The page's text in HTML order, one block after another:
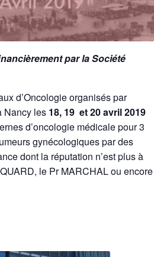
par la Société
d’Oncologie organisés par
Nancy les 18, 19 et 20 avril 2019
d’oncologie médicale pour 3
gynécologiques par des
dont la réputation n’est plus à
le Pr MARCHAL ou encore